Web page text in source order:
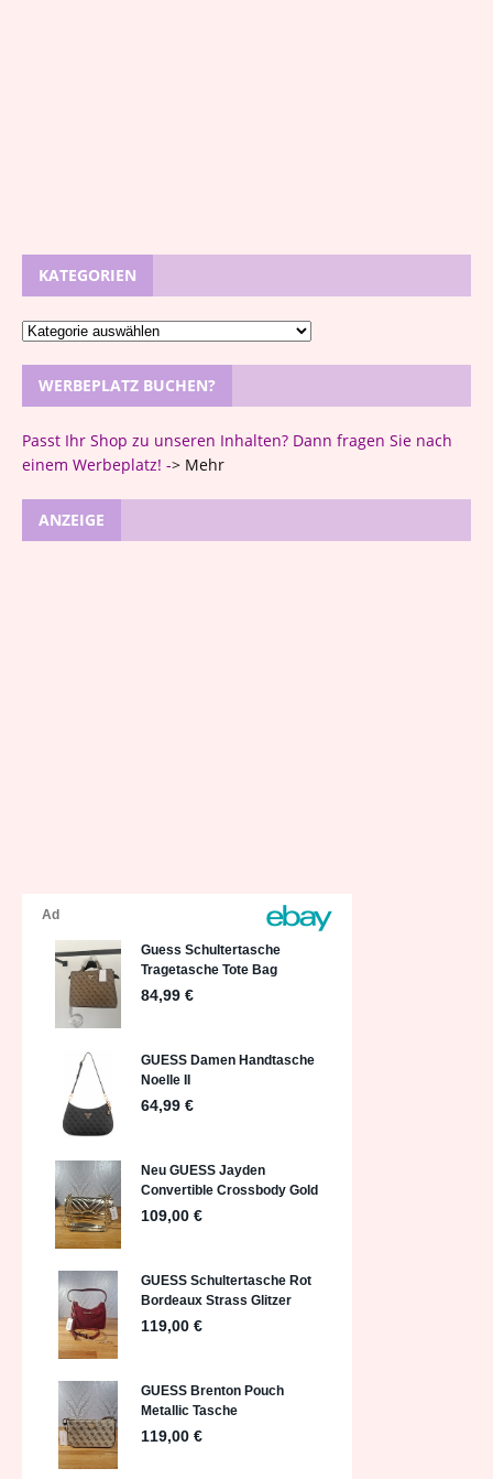
KATEGORIEN
WERBEPLATZ BUCHEN?
Passt Ihr Shop zu unseren Inhalten? Dann fragen Sie nach
einem Werbeplatz! -> Mehr
ANZEIGE